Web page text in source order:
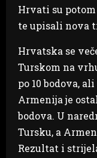
Hrvati su
te upisali nova
Hrvatska se
Turskom na
po 10 bodova,
Armenija je
bodova. U
Tursku, a
Rezultat i